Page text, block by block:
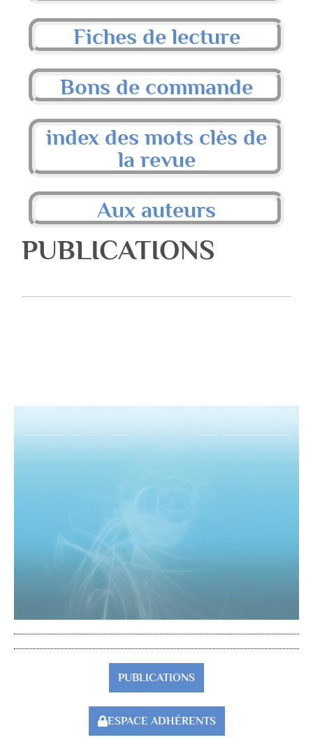
Fiches de lecture
Bons de commande
index des mots clès de
la revue
Aux auteurs
PUBLICATIONS
PUBLICATIONS
ESPACE ADHÉRENTS